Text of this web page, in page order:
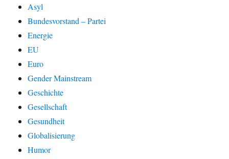
Asyl
Bundesvorstand – Partei
Energie
EU
Euro
Gender Mainstream
Geschichte
Gesellschaft
Gesundheit
Globalisierung
Humor